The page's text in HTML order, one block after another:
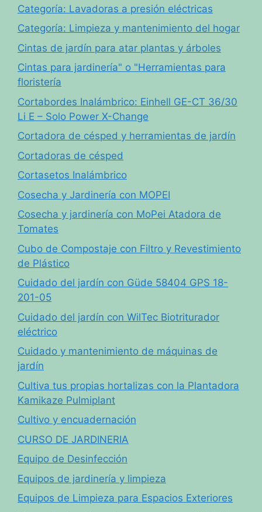
Categoría: Lavadoras a presión eléctricas
Categoría: Limpieza y mantenimiento del hogar
Cintas de jardín para atar plantas y árboles
Cintas para jardinería" o "Herramientas para
floristería
Cortabordes Inalámbrico: Einhell GE-CT 36/30
Li E – Solo Power X-Change
Cortadora de césped y herramientas de jardín
Cortadoras de césped
Cortasetos Inalámbrico
Cosecha y Jardinería con MOPEI
Cosecha y jardinería con MoPei Atadora de
Tomates
Cubo de Compostaje con Filtro y Revestimiento
de Plástico
Cuidado del jardín con Güde 58404 GPS 18-
201-05
Cuidado del jardín con WilTec Biotriturador
eléctrico
Cuidado y mantenimiento de máquinas de
jardín
Cultiva tus propias hortalizas con la Plantadora
Kamikaze Pulmiplant
Cultivo y encuadernación
CURSO DE JARDINERIA
Equipo de Desinfección
Equipos de jardinería y limpieza
Equipos de Limpieza para Espacios Exteriores